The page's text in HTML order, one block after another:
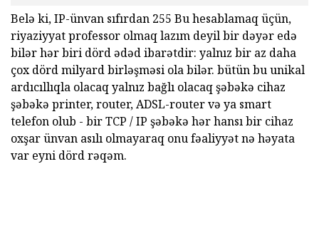
Belə ki, IP-ünvan sıfırdan 255 Bu hesablamaq üçün,
riyaziyyat professor olmaq lazım deyil bir dəyər edə
bilər hər biri dörd ədəd ibarətdir: yalnız bir az daha
çox dörd milyard birləşməsi ola bilər. bütün bu unikal
ardıcıllıqla olacaq yalnız bağlı olacaq şəbəkə cihaz
şəbəkə printer, router, ADSL-router və ya smart
telefon olub - bir TCP / IP şəbəkə hər hansı bir cihaz
oxşar ünvan asılı olmayaraq onu fəaliyyət nə həyata
var eyni dörd rəqəm.